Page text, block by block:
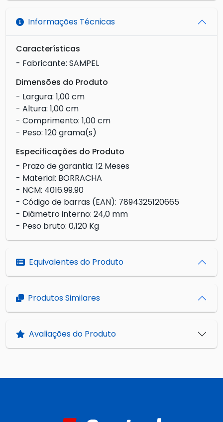
Informações Técnicas
Características
- Fabricante: SAMPEL
Dimensões do Produto
- Largura: 1,00 cm
- Altura: 1,00 cm
- Comprimento: 1,00 cm
- Peso: 120 grama(s)
Especificações do Produto
- Prazo de garantia: 12 Meses
- Material: BORRACHA
- NCM: 4016.99.90
- Código de barras (EAN): 7894325120665
- Diâmetro interno: 24,0 mm
- Peso bruto: 0,120 Kg
Equivalentes do Produto
Produtos Similares
Avaliações do Produto